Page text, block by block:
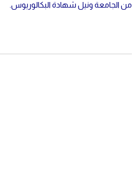
من الجامعة ونيل شهادة البكالوريوس.